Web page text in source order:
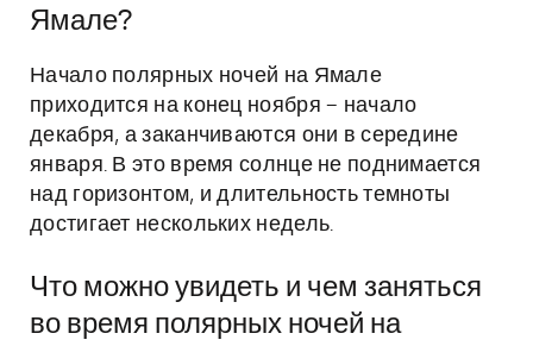
Ямале?
Начало полярных ночей на Ямале
приходится на конец ноября – начало
декабря, а заканчиваются они в середине
января. В это время солнце не поднимается
над горизонтом, и длительность темноты
достигает нескольких недель.
Что можно увидеть и чем заняться
во время полярных ночей на